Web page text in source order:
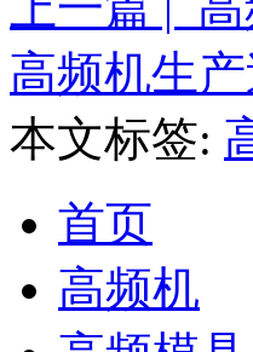
高频机生
本文标签:
首页
高频机